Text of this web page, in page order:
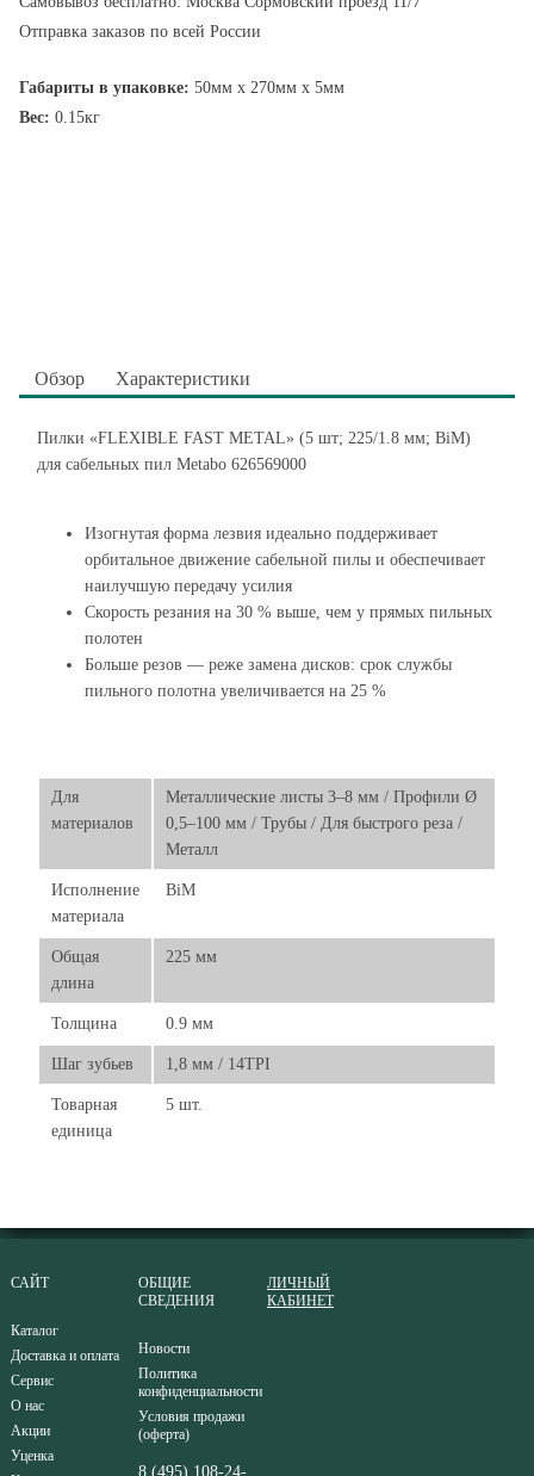
Отправка заказов по всей России
Габариты в упаковке: 50мм x 270мм x 5мм
Вес: 0.15кг
Обзор Характеристики
Пилки «FLEXIBLE FAST METAL» (5 шт; 225/1.8 мм; BiM)
для сабельных пил Metabo 626569000
Изогнутая форма лезвия идеально поддерживает
орбитальное движение сабельной пилы и обеспечивает
наилучшую передачу усилия
Скорость резания на 30 % выше, чем у прямых пильных
полотен
Больше резов — реже замена дисков: срок службы
пильного полотна увеличивается на 25 %
Для
материалов
Металлические листы 3–8 мм / Профили Ø
0,5–100 мм / Трубы / Для быстрого реза /
Металл
Исполнение
материала
BiM
Общая
длина
225 мм
Толщина 0.9 мм
Шаг зубьев 1,8 мм / 14TPI
Товарная
единица
5 шт.
САЙТ
Каталог
Доставка и оплата
Сервис
О нас
Акции
Уценка
ОБЩИЕ
СВЕДЕНИЯ
Новости
Политика
конфиденциальности
Условия продажи
(оферта)
8 (495) 108-24-
ЛИЧНЫЙ
КАБИНЕТ